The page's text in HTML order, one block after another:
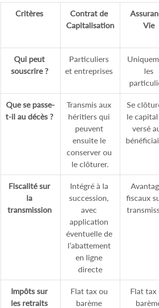
Critères
Contrat de
Capitalisation
Vie
Qui peut
souscrire ?
Particuliers
et entreprises
les
Que se passe-
t-il au décès ?
Transmis aux
héritiers qui
peuvent
ensuite le
conserver ou
le clôturer.
Se
le capital
versé
Fiscalité sur
la
transmission
Intégré à la
succession,
avec
application
éventuelle de
l’abattement
en ligne
directe
fiscaux
Impôts sur
les retraits
Flat tax ou
barème
Flat tax
barème